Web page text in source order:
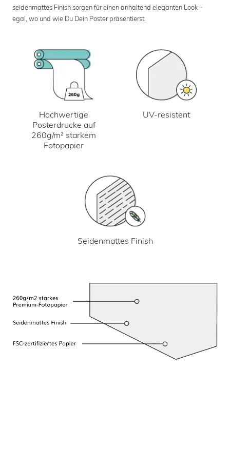
seidenmattes Finish sorgen für einen anhaltend eleganten Look –
egal, wo und wie Du Dein Poster präsentierst.
Hochwertige
Posterdrucke auf
260g/m² starkem
Fotopapier
UV-resistent
Seidenmattes Finish